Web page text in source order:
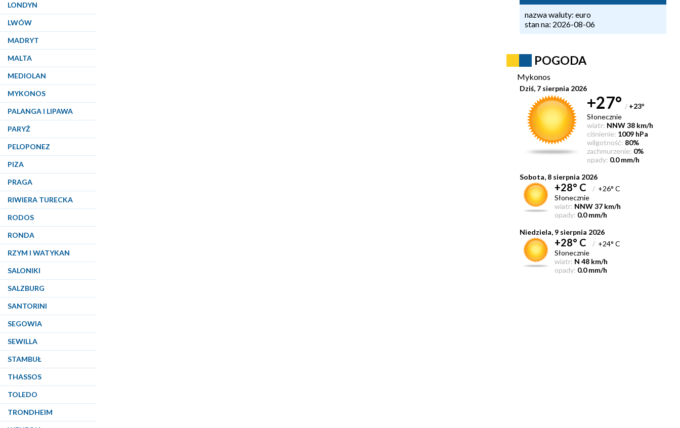
LONDYN
LWÓW
MADRYT
MALTA
MEDIOLAN
MYKONOS
PALANGA I LIPAWA
PARYŻ
PELOPONEZ
PIZA
PRAGA
RIWIERA TURECKA
RODOS
RONDA
RZYM I WATYKAN
SALONIKI
SALZBURG
SANTORINI
SEGOWIA
SEWILLA
STAMBUŁ
THASSOS
TOLEDO
TRONDHEIM
nazwa waluty: euro
stan na: 2026-08-06
POGODA
Mykonos
Dziś, 7 sierpnia 2026
+27° / +23°
Słonecznie
wiatr: NNW 38 km/h
ciśnienie: 1009 hPa
wilgotność: 80%
zachmurzenie: 0%
opady: 0.0 mm/h
Sobota, 8 sierpnia 2026
+28° C / +26° C
Słonecznie
wiatr: NNW 37 km/h
opady: 0.0 mm/h
Niedziela, 9 sierpnia 2026
+28° C / +24° C
Słonecznie
wiatr: N 48 km/h
opady: 0.0 mm/h